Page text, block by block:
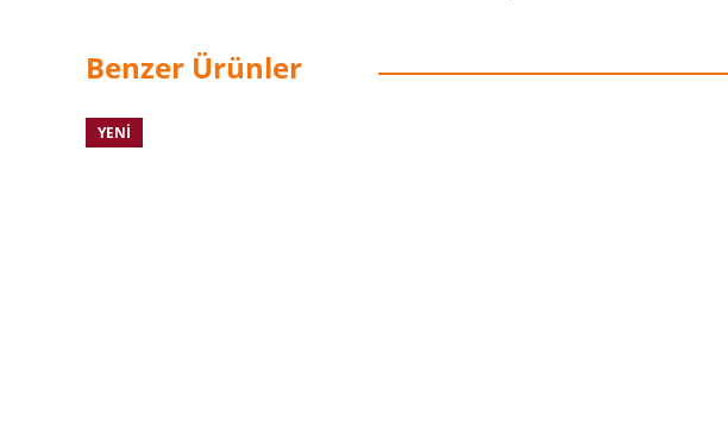
Benzer Ürünler
YENI